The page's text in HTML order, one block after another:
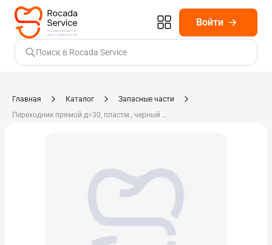
Войти
Поиск в Rocada Service
Главная Каталог
Запасные части
Переходник прямой д=30, пластм., черный крышки м/с 200460